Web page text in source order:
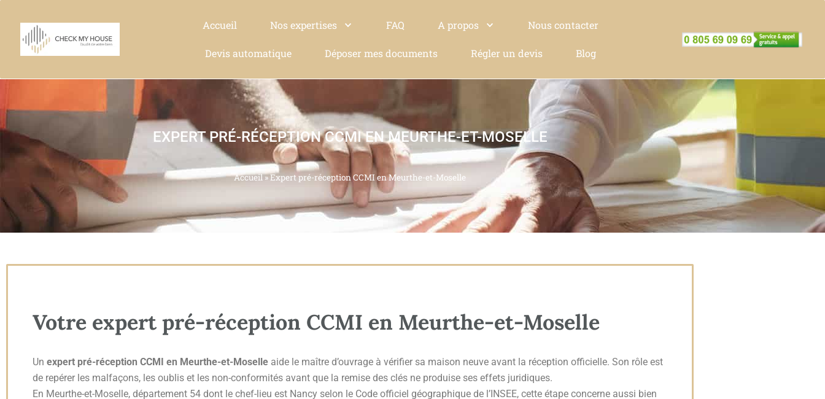
Accueil Nos expertises FAQ A propos Nous contacter
Devis automatique Déposer mes documents Régler un devis Blog
EXPERT PRÉ-RÉCEPTION CCMI EN MEURTHE-ET-MOSELLE
Accueil»Expert pré-réception CCMI en Meurthe-et-Moselle
Votre expert pré-réception CCMI en Meurthe-et-Moselle
Un expert pré-réception CCMI en Meurthe-et-Moselle aide le maître d’ouvrage à vérifier sa maison neuve avant la réception officielle. Son rôle est
de repérer les malfaçons, les oublis et les non-conformités avant que la remise des clés ne produise ses effets juridiques.
En Meurthe-et-Moselle, département 54 dont le chef-lieu est Nancy selon le Code officiel géographique de l’INSEE, cette étape concerne aussi bien